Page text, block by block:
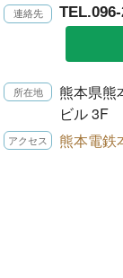
熊本県熊
ビル 3F
熊本電鉄